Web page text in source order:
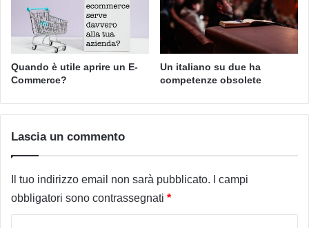
Quando è utile aprire un E-
Commerce?
Un italiano su due ha
competenze obsolete
Lascia un commento
Il tuo indirizzo email non sarà pubblicato.
I campi
obbligatori sono contrassegnati *